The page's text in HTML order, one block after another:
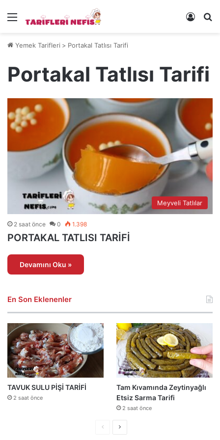
Menü Kayıt
Yemek Tarifleri > Portakal Tatlısı Tarifi
Portakal Tatlısı Tarifi
Meyveli Tatlılar
2 saat önce 0 1.398
PORTAKAL TATLISI TARİFİ
Devamını Oku »
En Son Eklenenler
TAVUK SULU PİŞİ TARİFİ
2 saat önce
Tam Kıvamında Zeytinyağlı
Etsiz Sarma Tarifi
2 saat önce
ÖncekiSonraki